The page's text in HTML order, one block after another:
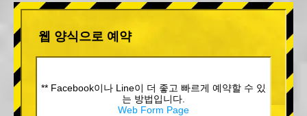
웹 양식으로 예약
** Facebook이나 Line이 더 좋고 빠르게 예약할 수 있
는 방법입니다.
Web Form Page